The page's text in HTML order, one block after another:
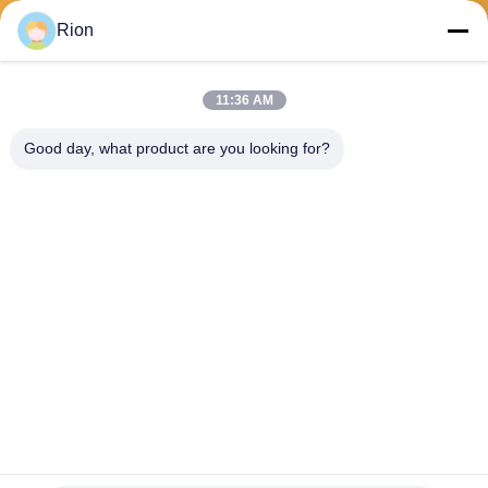
Verzend
Rion
11:36 AM
Good day, what product are you looking for?